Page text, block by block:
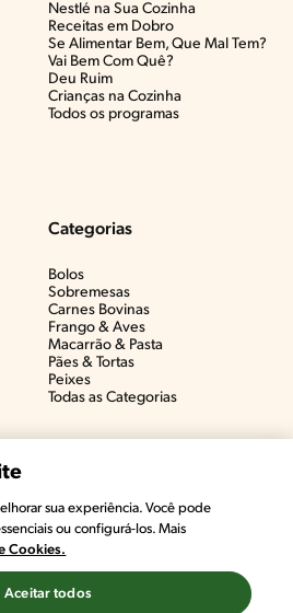
Nestlé na Sua Cozinha
Receitas em Dobro
Se Alimentar Bem, Que Mal Tem?​
Vai Bem Com Quê?​
Deu Ruim​
Crianças na Cozinha​
Todos os programas
Categorias
Bolos
Sobremesas
Carnes Bovinas​
Frango & Aves​
Macarrão & Pasta​
Pães & Tortas​
Peixes
Todas as Categorias
sua experiência. Você pode
ou configurá-los. Mais
Cookies.
Aceitar todos